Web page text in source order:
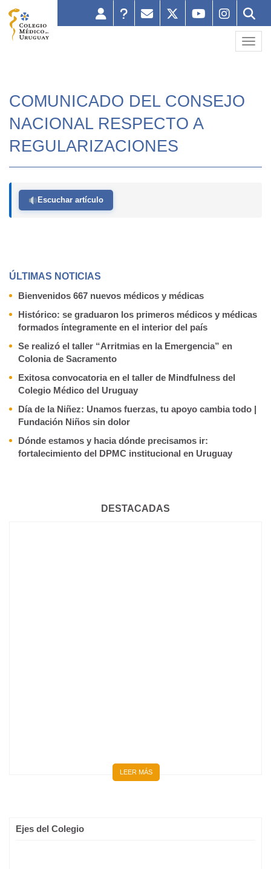
COMUNICADO DEL CONSEJO
NACIONAL RESPECTO A
REGULARIZACIONES
Escuchar artículo
ÚLTIMAS NOTICIAS
Bienvenidos 667 nuevos médicos y médicas
Histórico: se graduaron los primeros médicos y médicas
formados íntegramente en el interior del país
Se realizó el taller “Arritmias en la Emergencia” en
Colonia de Sacramento
Exitosa convocatoria en el taller de Mindfulness del
Colegio Médico del Uruguay
Día de la Niñez: Unamos fuerzas, tu apoyo cambia todo |
Fundación Niños sin dolor
Dónde estamos y hacia dónde precisamos ir:
fortalecimiento del DPMC institucional en Uruguay
DESTACADAS
LEER MÁS
Ejes del Colegio